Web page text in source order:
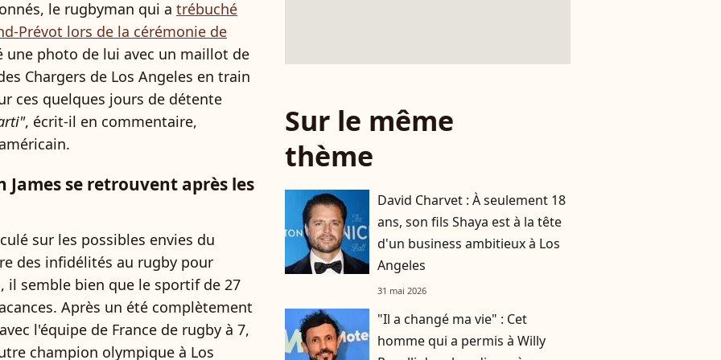
le rugbyman qui a trébuché
Prévot lors de la cérémonie de
photo de lui avec un maillot de
Chargers de Los Angeles en train
ces quelques jours de détente
, écrit-il en commentaire,
se retrouvent après les
sur les possibles envies du
des infidélités au rugby pour
il semble bien que le sportif de 27
Après un été complètement
l'équipe de France de rugby à 7,
champion olympique à Los
Sur le même
thème
David Charvet : À seulement 18
ans, son fils Shaya est à la tête
d'un business ambitieux à Los
Angeles
31 mai 2026
"Il a changé ma vie" : Cet
homme qui a permis à Willy